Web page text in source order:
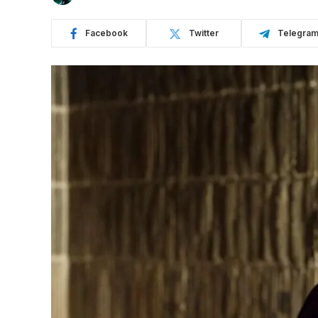
Facebook Twitter Telegram